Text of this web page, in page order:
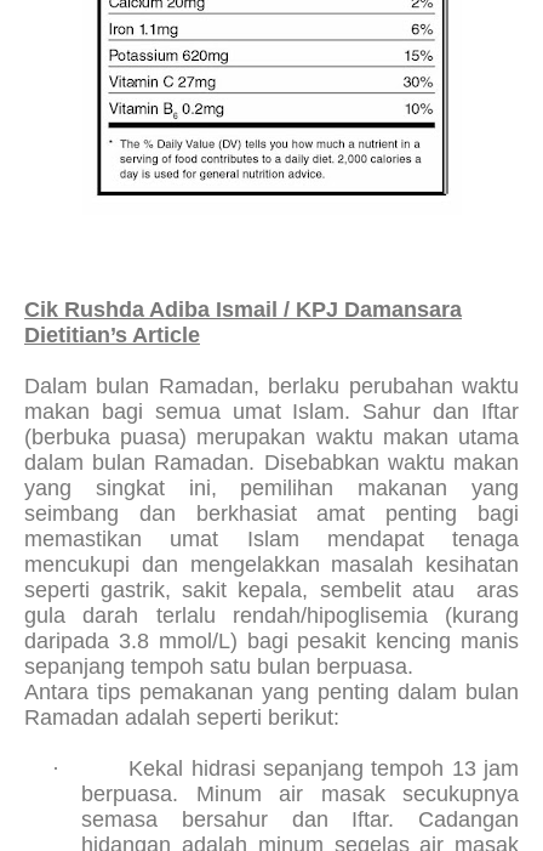
Cik Rushda Adiba Ismail / KPJ Damansara
Dietitian’s Article
Dalam bulan Ramadan, berlaku perubahan waktu
makan bagi semua umat Islam. Sahur dan Iftar
(berbuka puasa) merupakan waktu makan utama
dalam bulan Ramadan. Disebabkan waktu makan
yang singkat ini, pemilihan makanan yang
seimbang dan berkhasiat amat penting bagi
memastikan umat Islam mendapat tenaga
mencukupi dan mengelakkan masalah kesihatan
seperti gastrik, sakit kepala, sembelit atau
aras
gula darah terlalu rendah/hipoglisemia (kurang
daripada 3.8 mmol/L) bagi pesakit kencing manis
sepanjang tempoh satu bulan berpuasa.
Antara tips pemakanan yang penting dalam bulan
Ramadan adalah seperti berikut:
·
Kekal hidrasi sepanjang tempoh 13 jam
berpuasa. Minum air masak secukupnya
semasa bersahur dan Iftar. Cadangan
hidangan adalah minum segelas air masak